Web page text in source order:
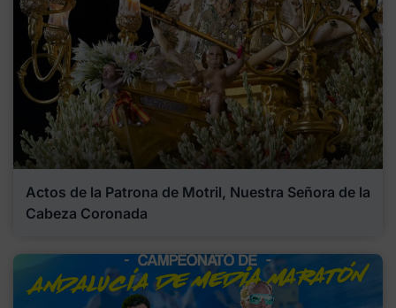
Actos de la Patrona de Motril, Nuestra Señora de la
Cabeza Coronada